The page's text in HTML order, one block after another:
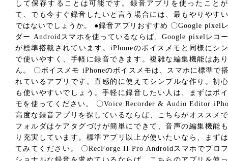
して保存することは可能です。録音アプリを使ったこと
て、でも今すぐ録音したいと言う場合には、最もやりやす
ではないでしょうか。 ●録音アプリおすすめ 〇Google pixel
ダー Androidスマホを使っているならば、Google pixelレコ
が標準搭載されています。iPhoneのボイスメモと同様にシ
で使いやすく、手軽に録音できます。複雑な編集機能はあ
ん。 〇ボイスメモ iPhoneのボイスメモは、スマホに標準で
れているアプリです。直感的に使えてシンプルな作り。初
も使いやすいでしょう。手軽に録音したい人は、まずはボ
モを使ってください。 〇Voice Recorder & Audio Editor
高度な録音アプリを探しているならば、こちらがオススメ
フォルダはケアタグづけが簡単にできて、音声の編集機能
り充実しています。標準アプリ以上が使いたいなら、まず
てみてください。 〇RecForge II Pro Androidスマホでプロ